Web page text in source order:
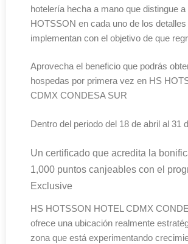
hotelería hecha a mano que distingue a
HOTSSON en cada uno de los
implementan con el objetivo de que
Aprovecha el beneficio que podrás
hospedas por primera vez en HS
CDMX CONDESA SUR
Dentro del periodo del 18 de abril al 31
Un certificado que acredita la
1,000 puntos canjeables con el
Exclusive
HS HOTSSON HOTEL CDMX
ofrece una ubicación realmente
zona que está experimentando